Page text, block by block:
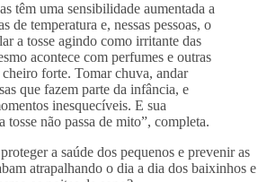
têm uma sensibilidade aumentada a
de temperatura e, nessas pessoas, o
a tosse agindo como irritante das
acontece com perfumes e outras
cheiro forte. Tomar chuva, andar
que fazem parte da infância, e
inesquecíveis. E sua
tosse não passa de mito”, completa.
a saúde dos pequenos e prevenir as
atrapalhando o dia a dia dos baixinhos e